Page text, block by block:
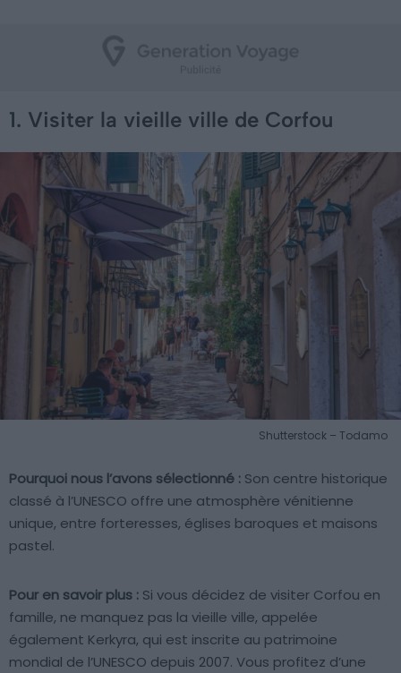
1. Visiter la vieille ville de Corfou
Shutterstock – Todamo
Pourquoi nous l’avons sélectionné : Son centre historique
classé à l’UNESCO offre une atmosphère vénitienne
unique, entre forteresses, églises baroques et maisons
pastel.
Pour en savoir plus : Si vous décidez de visiter Corfou en
famille, ne manquez pas la vieille ville, appelée
également Kerkyra, qui est inscrite au patrimoine
mondial de l’UNESCO depuis 2007. Vous profitez d’une